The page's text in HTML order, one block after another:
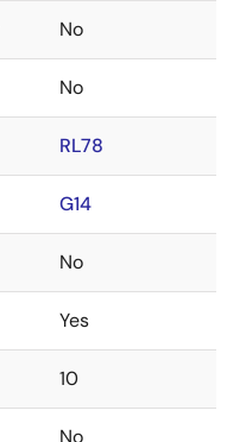
No
No
RL78
G14
No
Yes
10
No